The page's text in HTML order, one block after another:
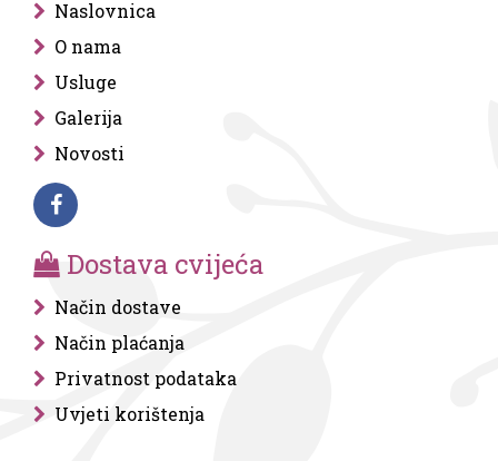
Naslovnica
O nama
Usluge
Galerija
Novosti
Dostava cvijeća
Način dostave
Način plaćanja
Privatnost podataka
Uvjeti korištenja